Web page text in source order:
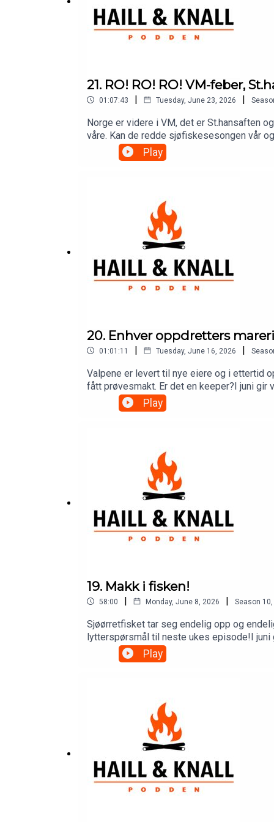
21. RO! RO! RO! VM-feber,
01:07:43 | Tuesday, June 23, 2026 |
Norge er videre i VM, det er St.hansaften
våre. Kan de redde sjøfiskesesongen vår
ukas lytterspørsmålspalte.Vi er inne i
Hausken, bort en lyddemper til en verdi
Play
20. Enhver oppdretters
01:01:11 | Tuesday, June 16, 2026 |
Valpene er levert til nye eiere og i ettertid
fått prøvesmakt. Er det en keeper?I juni gir
patreon før måneden er over.Som
i nettbutikken– og du bidrar direkte til at
Play
19. Makk i fisken!
58:00 | Monday, June 8, 2026 | Season 10
Sjøørretfisket tar seg endelig opp og
lytterspørsmål til neste ukes episode!I juni
bli patreon før måneden er over.Som
rabatt i nettbutikken– og du bidrar direkte
Play